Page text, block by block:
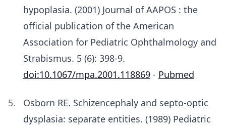
hypoplasia. (2001) Journal of AAPOS : the
official publication of the American
Association for Pediatric Ophthalmology and
Strabismus. 5 (6): 398-9.
doi:10.1067/mpa.2001.118869 - Pubmed
Osborn RE. Schizencephaly and septo-optic
dysplasia: separate entities. (1989) Pediatric